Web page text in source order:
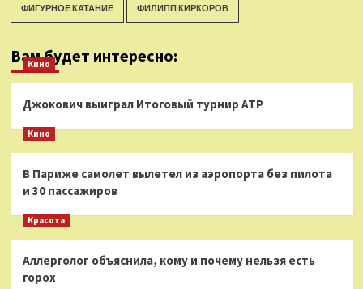
ФИГУРНОЕ КАТАНИЕ ФИЛИПП КИРКОРОВ
Вам будет интересно:
Кино
Джокович выиграл Итоговый турнир ATP
Кино
В Париже самолет вылетел из аэропорта без пилота
и 30 пассажиров
Красота
Аллерголог объяснила, кому и почему нельзя есть
горох